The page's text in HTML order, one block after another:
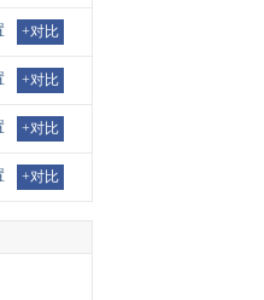
+对比
+对比
+对比
+对比